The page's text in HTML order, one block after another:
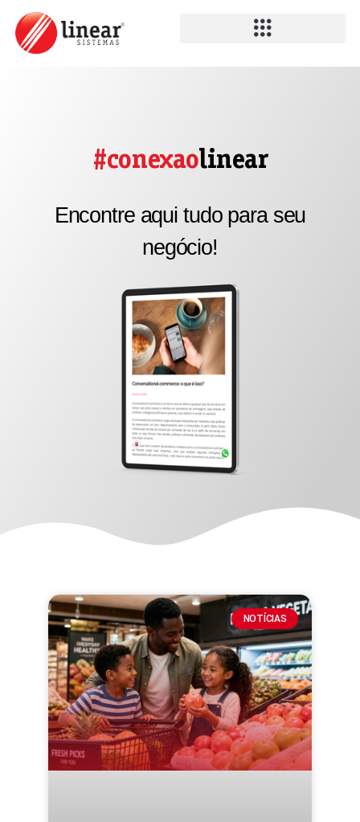
#conexaolinear
Encontre aqui tudo para seu
negócio!
NOTÍCIAS